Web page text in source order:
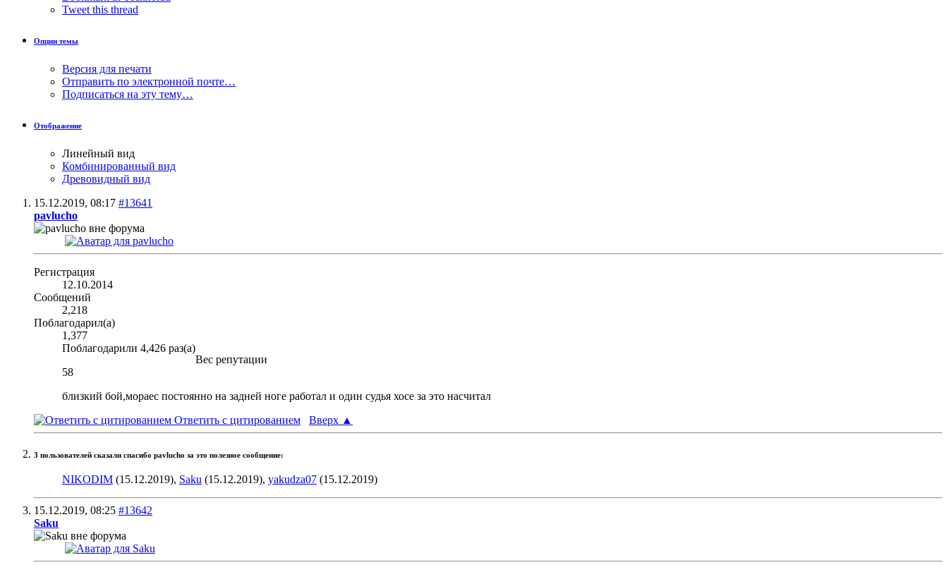
Tweet this thread
Опции темы
Версия для печати
Отправить по электронной почте…
Подписаться на эту тему…
Отображение
Линейный вид
Комбинированный вид
Древовидный вид
15.12.2019, 08:17 #13641
pavlucho
Регистрация
12.10.2014
Сообщений
2,218
Поблагодарил(а)
1,377
Поблагодарили 4,426 раз(а)
Вес репутации
58
близкий бой,мораес постоянно на задней ноге работал и один судья хосе за это насчитал
Ответить с цитированием
Вверх ▲
3 пользователей сказали cпасибо pavlucho за это полезное сообщение:
NIKODIM (15.12.2019), Saku (15.12.2019), yakudza07 (15.12.2019)
15.12.2019, 08:25 #13642
Saku